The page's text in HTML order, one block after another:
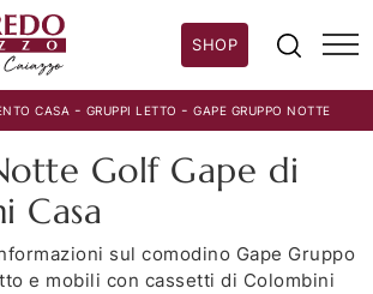
SHOP
CASA - GRUPPI LETTO - GAPE GRUPPO NOTTE
Golf Gape di
Casa
sul comodino Gape Gruppo
e mobili con cassetti di Colombini